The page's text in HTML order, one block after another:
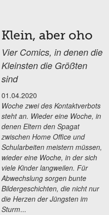
Klein, aber oho
Vier Comics, in denen die
Kleinsten die Größten
sind
01.04.2020
Woche zwei des Kontaktverbots
steht an. Wieder eine Woche, in
denen Eltern den Spagat
zwischen Home Office und
Schularbeiten meistern müssen,
wieder eine Woche, in der sich
viele Kinder langweilen. Für
Abwechslung sorgen bunte
Bildergeschichten, die nicht nur
die Herzen der Jüngsten im
Sturm...